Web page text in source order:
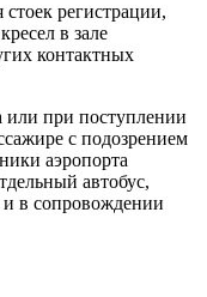
регистрации,
в зале
контактных
или при поступлении
с подозрением
аэропорта
автобус,
и в сопровождении